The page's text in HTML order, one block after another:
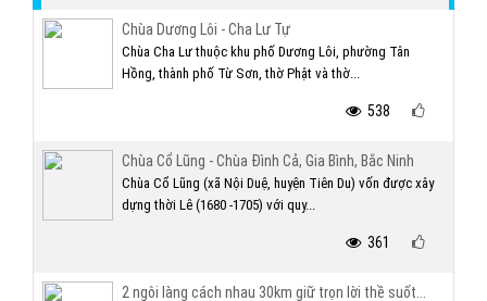
Chùa Dương Lôi - Cha Lư Tự
Chùa Cha Lư thuộc khu phố Dương Lôi, phường Tân
Hồng, thành phố Từ Sơn, thờ Phật và thờ...
538
Chùa Cổ Lũng - Chùa Đình Cả, Gia Bình, Bắc Ninh
Chùa Cổ Lũng (xã Nội Duệ, huyện Tiên Du) vốn được xây
dựng thời Lê (1680 -1705) với quy...
361
2 ngôi làng cách nhau 30km giữ trọn lời thề suốt...